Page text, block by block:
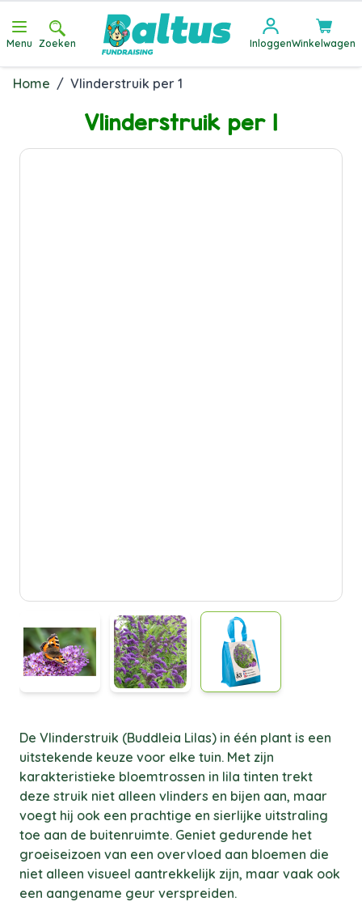
Ga direct door naar de inhoud
Menu Zoeken InloggenWinkelwagen
Home / Vlinderstruik per 1
Vlinderstruik per 1
De Vlinderstruik (Buddleia Lilas) in één plant is een
uitstekende keuze voor elke tuin. Met zijn
karakteristieke bloemtrossen in lila tinten trekt
deze struik niet alleen vlinders en bijen aan, maar
voegt hij ook een prachtige en sierlijke uitstraling
toe aan de buitenruimte. Geniet gedurende het
groeiseizoen van een overvloed aan bloemen die
niet alleen visueel aantrekkelijk zijn, maar vaak ook
een aangename geur verspreiden.